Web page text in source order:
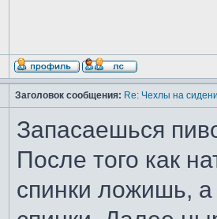
Заголовок сообщения: Re: Чехлы на
Запасаешься
После того как
спинки ложишь,